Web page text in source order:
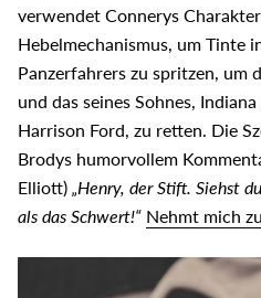
verwendet Connerys
Hebelmechanismus, um Tinte
Panzerfahrers zu spritzen, um
und das seines Sohnes,
Harrison Ford, zu retten. Die
Brodys humorvollem
Elliott) „Henry, der Stift. Siehst
als das Schwert!“ Nehmt mich